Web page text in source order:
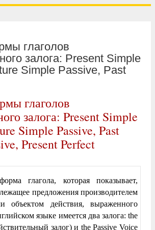
глаголов
залога: Present Simple
Simple Passive, Past
глаголов
залога: Present Simple
Simple Passive, Past
Present Perfect
глагола, которая показывает,
предложения производителем
объектом действия, выраженного
языке имеется два залога: the
залог) и the Passive Voice